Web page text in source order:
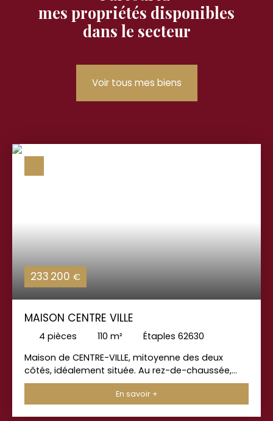
mes propriétés disponibles
dans le secteur
Voir tous mes biens
233 200 €
MAISON CENTRE VILLE
4 pièces 110 m²
Étaples 62630
Maison de CENTRE-VILLE, mitoyenne des deux
côtés, idéalement située. Au rez-de-chaussée,
vous trouverez un séjour / salon lumineux de 21,2
m2, une cuisine attenante de 9 m2, une salle de
bain, un toilette ainsi qu'un garage, un vrai plus
En savoir +